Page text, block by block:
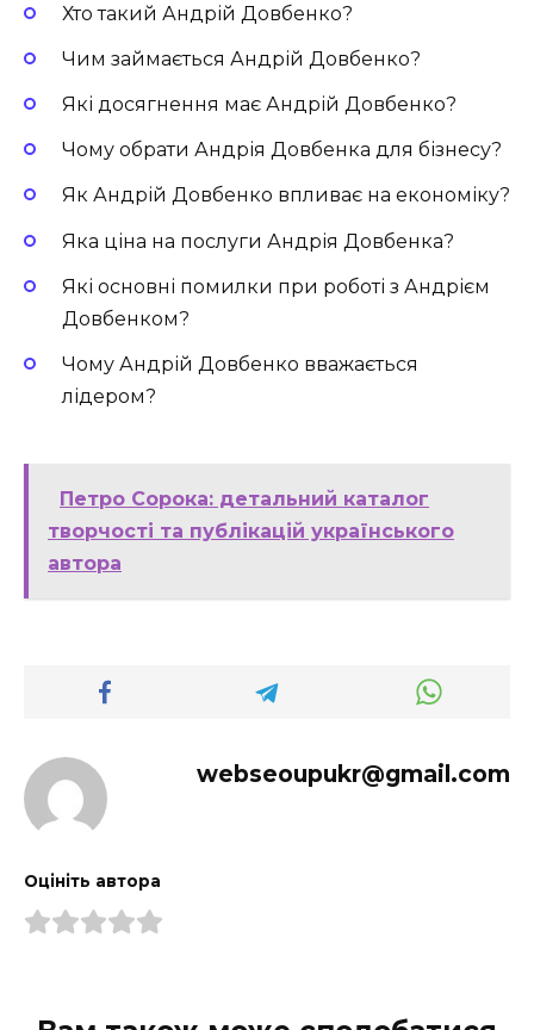
Хто такий Андрій Довбенко?
Чим займається Андрій Довбенко?
Які досягнення має Андрій Довбенко?
Чому обрати Андрія Довбенка для бізнесу?
Як Андрій Довбенко впливає на економіку?
Яка ціна на послуги Андрія Довбенка?
Які основні помилки при роботі з Андрієм
Довбенком?
Чому Андрій Довбенко вважається
лідером?
Петро Сорока: детальний каталог
творчості та публікацій українського
автора
webseoupukr@gmail.com
Оцініть автора